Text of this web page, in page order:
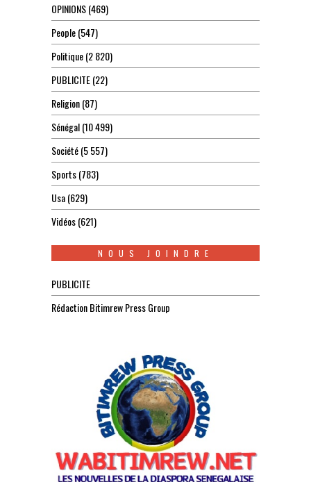
OPINIONS(469)
People(547)
Politique(2 820)
PUBLICITE(22)
Religion(87)
Sénégal(10 499)
Société(5 557)
Sports(783)
Usa(629)
Vidéos(621)
NOUS JOINDRE
PUBLICITE
Rédaction Bitimrew Press Group